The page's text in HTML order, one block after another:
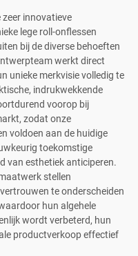
zeer innovatieve
lege roll-onflessen
bij de diverse behoeften
werkt direct
unieke merkvisie volledig te
indrukwekkende
voorop bij
zodat onze
voldoen aan de huidige
toekomstige
van esthetiek anticiperen.
stellen
te onderscheiden
hun algehele
wordt verbeterd, hun
productverkoop effectief